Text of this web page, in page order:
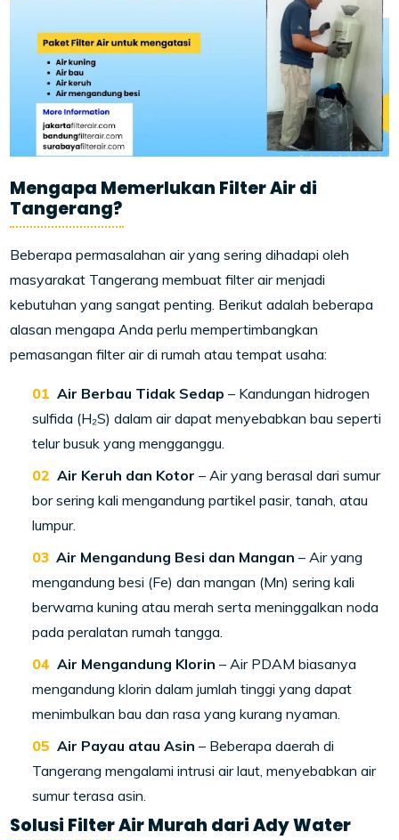
Mengapa Memerlukan Filter Air di
Tangerang?
Beberapa permasalahan air yang sering dihadapi oleh
masyarakat Tangerang membuat filter air menjadi
kebutuhan yang sangat penting. Berikut adalah beberapa
alasan mengapa Anda perlu mempertimbangkan
pemasangan filter air di rumah atau tempat usaha:
Air Berbau Tidak Sedap – Kandungan hidrogen
sulfida (H₂S) dalam air dapat menyebabkan bau seperti
telur busuk yang mengganggu.
Air Keruh dan Kotor – Air yang berasal dari sumur
bor sering kali mengandung partikel pasir, tanah, atau
lumpur.
Air Mengandung Besi dan Mangan – Air yang
mengandung besi (Fe) dan mangan (Mn) sering kali
berwarna kuning atau merah serta meninggalkan noda
pada peralatan rumah tangga.
Air Mengandung Klorin – Air PDAM biasanya
mengandung klorin dalam jumlah tinggi yang dapat
menimbulkan bau dan rasa yang kurang nyaman.
Air Payau atau Asin – Beberapa daerah di
Tangerang mengalami intrusi air laut, menyebabkan air
sumur terasa asin.
Solusi Filter Air Murah dari Ady Water